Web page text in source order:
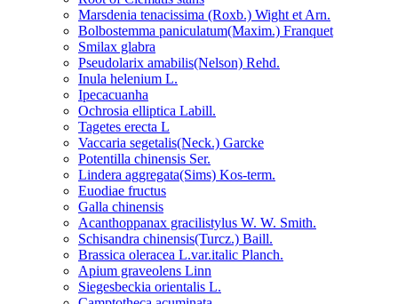
Marsdenia tenacissima (Roxb.) Wight et Arn.
Bolbostemma paniculatum(Maxim.) Franquet
Smilax glabra
Pseudolarix amabilis(Nelson) Rehd.
Inula helenium L.
Ipecacuanha
Ochrosia elliptica Labill.
Tagetes erecta L
Vaccaria segetalis(Neck.) Garcke
Potentilla chinensis Ser.
Lindera aggregata(Sims) Kos-term.
Euodiae fructus
Galla chinensis
Acanthoppanax gracilistylus W. W. Smith.
Schisandra chinensis(Turcz.) Baill.
Brassica oleracea L.var.italic Planch.
Apium graveolens Linn
Siegesbeckia orientalis L.